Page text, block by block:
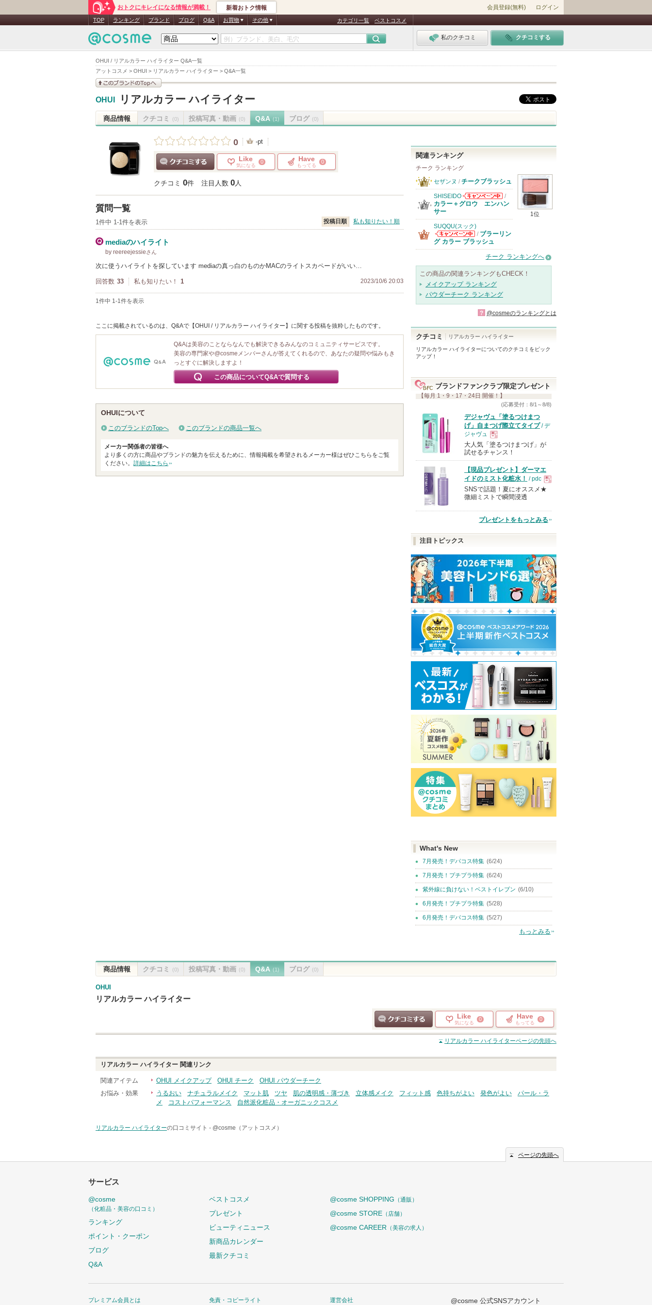
OHUI / リアルカラー ハイライター Q&A一覧
アットコスメ > OHUI > リアルカラー ハイライター > Q&A一覧
おトクにキレイになる情報が満載！ 新着おトク情報 会員登録(無料) ログイン
TOP ランキング ブランド ブログ Q&A お買物 その他 カテゴリ一覧 ベストコスメ
私のクチコミ クチコミする
このブランドの情報を
OHUI リアルカラー ハイライター
商品情報 クチコミ (0) 投稿写真・動画 (0) Q&A (1) ブログ (0)
0 -pt
Like
気になる
0 Have
もってる
0
クチコミ 0件 注目人数 0人
質問一覧
1件中 1-1件を表示 投稿日順 私も知りたい！順
mediaのハイライト
by reereejessieさん
次に使うハイライトを探しています mediaの真っ白のものかMACのライトスカペードがいい…
回答数 33 私も知りたい！ 1 2023/10/6 20:03
1件中 1-1件を表示
ここに掲載されているのは、Q&Aで【OHUI / リアルカラー ハイライター】に関する投稿を抜粋したものです。
Q&Aは美容のことならなんでも解決できるみんなのコミュニティサービスです。
美容の専門家や@cosmeメンバーさんが答えてくれるので、あなたの疑問や悩みもき
っとすぐに解決しますよ！
この商品についてQ&Aで質問する
OHUIについて
このブランドのTopへ このブランドの商品一覧へ
メーカー関係者の皆様へ
より多くの方に商品やブランドの魅力を伝えるために、情報掲載を希望されるメーカー様はぜひこちらをご覧
ください。 詳細はこちら
関連ランキング
チーク ランキング
1位
セザンヌ / チークブラッシュ
SHISEIDO
SHISEIDOから
/
カラー＋グロウ エンハン
サー
SUQQU(スック)
SUQQU(スッ
ク)からのお知
/ ブラーリン
グ カラー ブラッシュ
チーク ランキングへ
この商品の関連ランキングもCHECK！
メイクアップ ランキング
パウダーチーク ランキング
? @cosmeのランキングとは
クチコミ リアルカラー ハイライター
リアルカラー ハイライターについてのクチコミをピック
アップ！
ブランドファンクラブ限定プレゼント
【毎月 1・9・17・24日 開催！】
(応募受付：8/1～8/8)
デジャヴュ「塗るつけまつ
げ」自まつげ際立てタイプ/ デ
ジャヴュ
現
品
大人気「塗るつけまつげ」が
試せるチャンス！
【現品プレゼント】ダーマエ
イドのミスト化粧水！ / pdc
現
品
SNSで話題！夏にオススメ★
微細ミストで瞬間浸透
プレゼントをもっとみる
注目トピックス
What's New
7月発売！デパコス特集 (6/24)
7月発売！プチプラ特集 (6/24)
紫外線に負けない！ベストイレブン (6/10)
6月発売！プチプラ特集 (5/28)
6月発売！デパコス特集 (5/27)
もっとみる
商品情報 クチコミ (0) 投稿写真・動画 (0) Q&A (1) ブログ (0)
OHUI
リアルカラー ハイライター
クチコミする
Like
気になる
0 Have
もってる
0
リアルカラー ハイライターページの先頭へ
リアルカラー ハイライター 関連リンク
関連アイテム OHUI メイクアップ OHUI チーク
OHUI パウダーチーク
お悩み・効果
うるおい ナチュラルメイク マット肌 ツヤ 肌の透明感・薄づき 立体感メイク フィット感 色持ちがよい 発色がよい
パール・ラ
メ
コストパフォーマンス 自然派化粧品・オーガニックコスメ
リアルカラー ハイライターの口コミサイト - @cosme（アットコスメ）
ページの先頭へ
サービス
@cosme
（化粧品・美容の口コミ）
ランキング
ポイント・クーポン
ブログ
Q&A
ベストコスメ
プレゼント
ビューティニュース
新商品カレンダー
最新クチコミ
@cosme SHOPPING （通販）
@cosme STORE （店舗）
@cosme CAREER （美容の求人）
プレミアム会員とは 免責・コピーライト 運営会社 @cosme 公式SNSアカウント